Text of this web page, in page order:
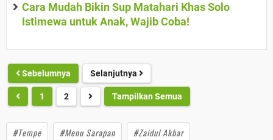
Cara Mudah Bikin Sup Matahari Khas Solo
Istimewa untuk Anak, Wajib Coba!
Sebelumnya Selanjutnya
1 2 Tampilkan Semua
#Tempe #Menu Sarapan
#Zaidul Akbar